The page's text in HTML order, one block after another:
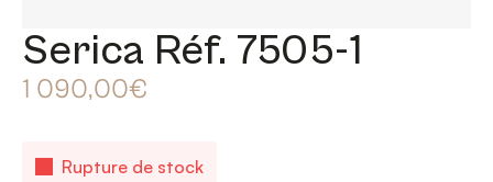
Serica Réf. 7505-1
1 090,00€
Rupture de stock